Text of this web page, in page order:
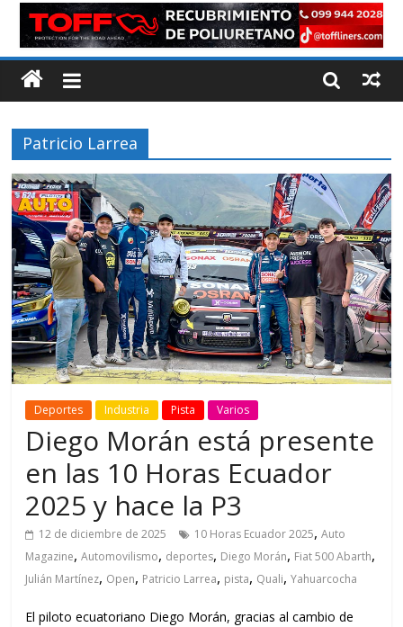
Patricio Larrea
Deportes Industria Pista Varios
Diego Morán está presente
en las 10 Horas Ecuador
2025 y hace la P3
12 de diciembre de 2025 10 Horas Ecuador 2025,Auto
Magazine,Automovilismo, deportes, Diego Morán, Fiat 500 Abarth,
Julián Martínez, Open, Patricio Larrea, pista, Quali,Yahuarcocha
El piloto ecuatoriano Diego Morán, gracias al cambio de